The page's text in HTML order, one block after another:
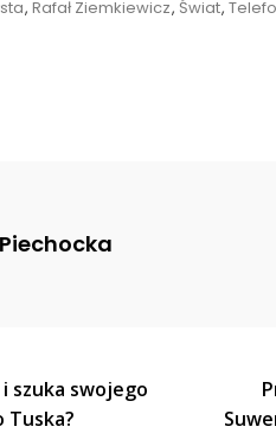
Rafał
„Zabrano
Telefon”
, Rafał Ziemkiewicz, Świat,
i szuka swojego
Tuska?